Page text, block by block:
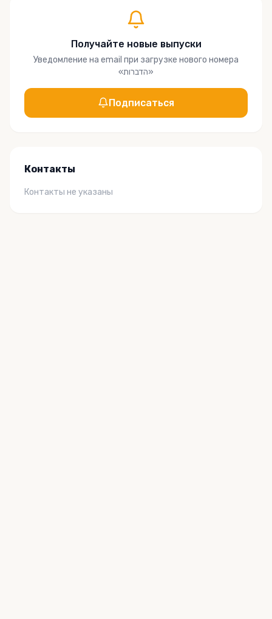
Получайте новые выпуски
Уведомление на email при загрузке нового номера
«הדברות»
Подписаться
Контакты
Контакты не указаны